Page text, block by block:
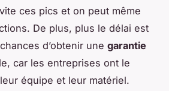
ces pics et on peut même
De plus, plus le délai est
d’obtenir une garantie
car les entreprises ont le
équipe et leur matériel.